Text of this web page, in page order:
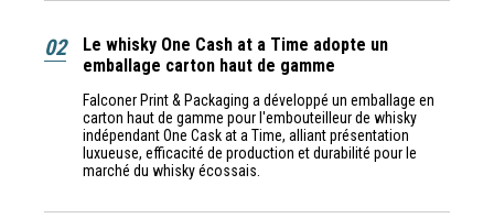
02
Le whisky One Cash at a Time adopte un
emballage carton haut de gamme
Falconer Print & Packaging a développé un emballage en
carton haut de gamme pour l'embouteilleur de whisky
indépendant One Cask at a Time, alliant présentation
luxueuse, efficacité de production et durabilité pour le
marché du whisky écossais.